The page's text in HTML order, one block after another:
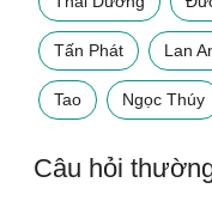
Tấn Phát Lan
Tao Ngọc Thúy
Câu hỏi